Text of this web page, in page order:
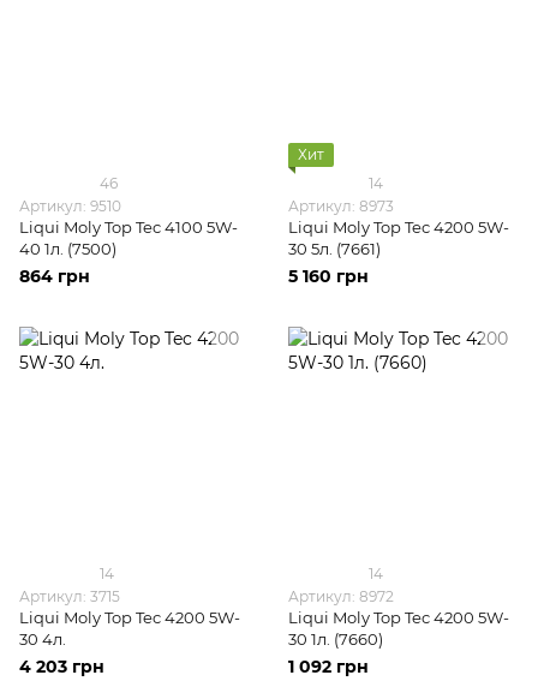
46
Артикул: 9510
Liqui Moly Top Tec 4100 5W-
40 1л. (7500)
864 грн
Хит
14
Артикул: 8973
Liqui Moly Top Tec 4200 5W-
30 5л. (7661)
5 160 грн
14
Артикул: 3715
Liqui Moly Top Tec 4200 5W-
30 4л.
4 203 грн
14
Артикул: 8972
Liqui Moly Top Tec 4200 5W-
30 1л. (7660)
1 092 грн